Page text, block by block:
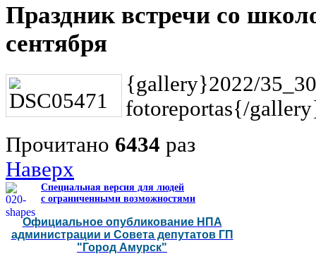
Праздник встречи со
сентября
{gallery}2022/
fotoreportas{/
Прочитано 6434 раз
Наверх
Специальная версия для людей
с ограниченными возможностями
Официальное опубликование НПА
администрации и Совета депутатов ГП
"Город Амурск"